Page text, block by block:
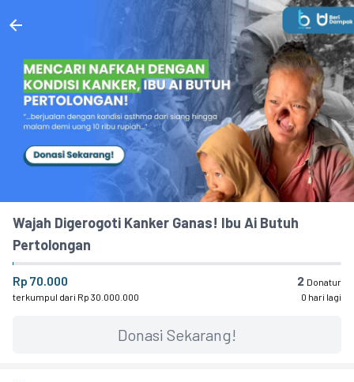
Wajah Digerogoti Kanker Ganas! Ibu Ai Butuh
Pertolongan
Rp 70.000
terkumpul dari Rp 30.000.000
2 Donatur
0 hari lagi
Donasi Sekarang!